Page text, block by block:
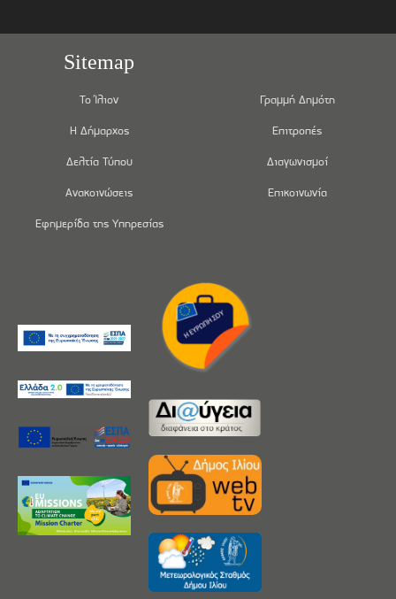
Sitemap
Το Ίλιον
Η Δήμαρχος
Δελτία Τύπου
Ανακοινώσεις
Εφημερίδα της Υπηρεσίας
Γραμμή Δημότη
Επιτροπές
Διαγωνισμοί
Επικοινωνία